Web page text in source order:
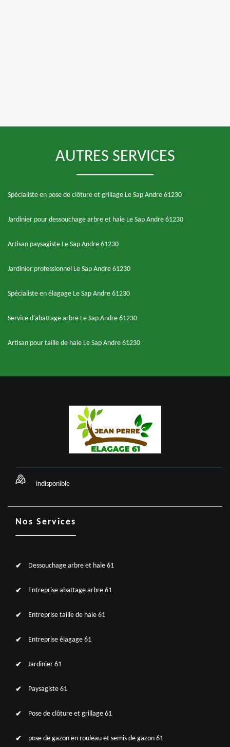
AUTRES SERVICES
Spécialiste en pose de clôture et grillage Le Sap Andre 61230
Jardinier pour dessouchage arbre et haie Le Sap Andre 61230
Artisan paysagiste Le Sap Andre 61230
Jardinier professionnel Le Sap Andre 61230
Spécialiste en élagage Le Sap Andre 61230
Service d'abattage arbre Le Sap Andre 61230
Artisan pour taille de haie Le Sap Andre 61230
indisponible
Nos Services
Dessouchage arbre et haie 61
Entreprise abattage arbre 61
Entreprise taille de haie 61
Entreprise élagage 61
Jardinier 61
Paysagiste 61
Pose de clôture et grillage 61
pose de gazon en rouleau et semis de gazon 61